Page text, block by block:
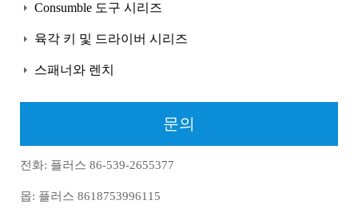
Consumble 도구 시리즈
육각 키 및 드라이버 시리즈
스패너와 렌치
문의
전화: 플러스 86-539-2655377
몹: 플러스 8618753996115